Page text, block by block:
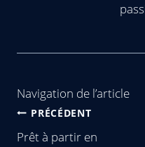
Navigation de l’article
PRÉCÉDENT
Prêt à partir en